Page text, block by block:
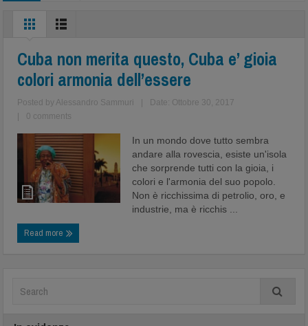
Cuba non merita questo, Cuba e’ gioia
colori armonia dell’essere
Posted by Alessandro Sammuri
Date: Ottobre 30, 2017
0 comments
In un mondo dove tutto sembra
andare alla rovescia, esiste un'isola
che sorprende tutti con la gioia, i
colori e l'armonia del suo popolo.
Non è ricchissima di petrolio, oro, e
industrie, ma è ricchis ...
Read more